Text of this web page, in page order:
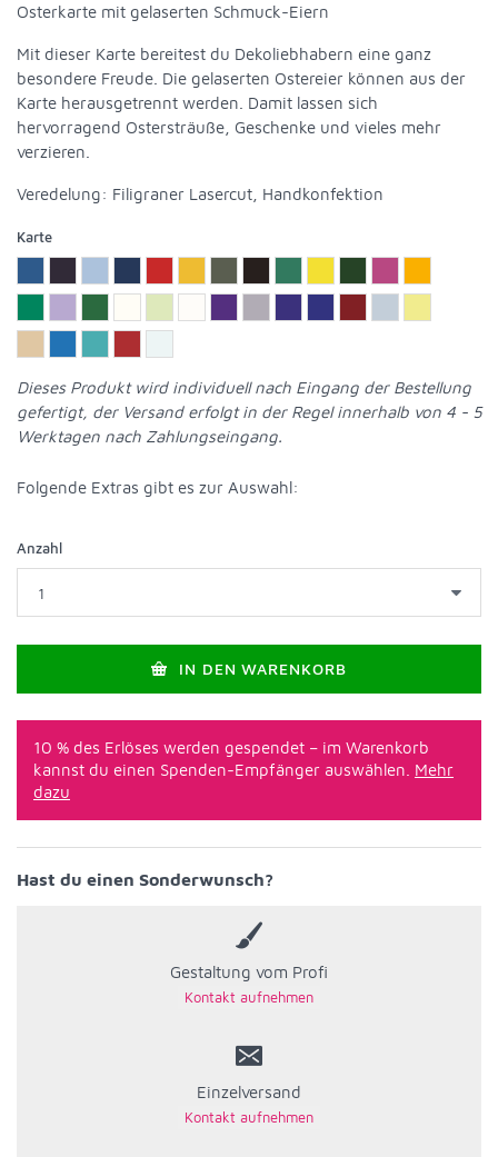
Osterkarte mit gelaserten Schmuck-Eiern
Mit dieser Karte bereitest du Dekoliebhabern eine ganz
besondere Freude. Die gelaserten Ostereier können aus der
Karte herausgetrennt werden. Damit lassen sich
hervorragend Ostersträuße, Geschenke und vieles mehr
verzieren.
Veredelung: Filigraner Lasercut, Handkonfektion
Karte
Dieses Produkt wird individuell nach Eingang der Bestellung
gefertigt, der Versand erfolgt in der Regel innerhalb von 4 - 5
Werktagen nach Zahlungseingang.
Folgende Extras gibt es zur Auswahl:
Anzahl
IN DEN WARENKORB
10 % des Erlöses werden gespendet – im Warenkorb
kannst du einen Spenden-Empfänger auswählen. Mehr
dazu
Hast du einen Sonderwunsch?
Gestaltung vom Profi
Einzelversand